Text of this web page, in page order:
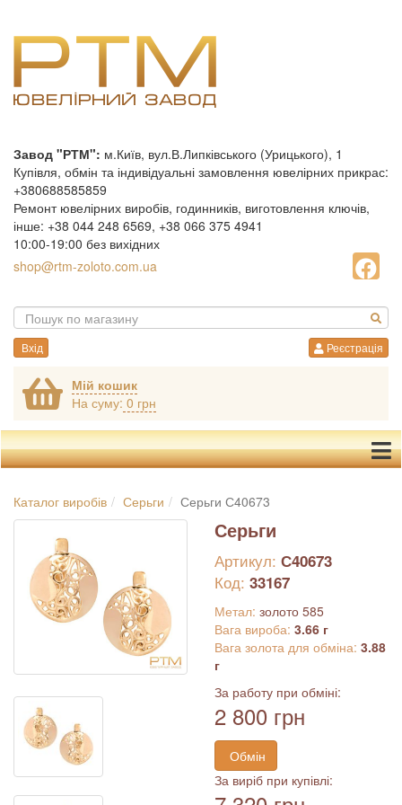
Завод "РТМ": м.Київ, вул.В.Липківського (Урицького), 1
Купівля, обмін та індивідуальні замовлення ювелірних прикрас:
+380688585859
Ремонт ювелірних виробів, годинників, виготовлення ключів,
інше: +38 044 248 6569, +38 066 375 4941
10:00-19:00 без вихідних
shop@rtm-zoloto.com.ua
Вхід Реєстрація
Мій кошик
На суму: 0 грн
Каталог виробів Серьги Серьги С40673
Серьги
Артикул: С40673
Код: 33167
Метал: золото 585
Вага вироба: 3.66 г
Вага золота для обміна: 3.88
г
За работу при обміні:
2 800 грн
Обмін
За виріб при купівлі: